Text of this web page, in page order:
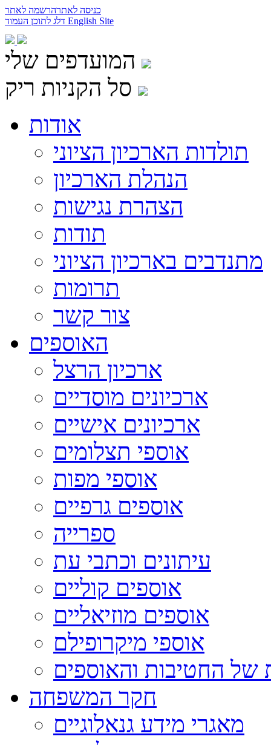
כניסה לאתרהרשמה לאתר
English Site
המועדפים שלי
סל הקניות ריק
אודות
תולדות הארכיון הציוני
הנהלת הארכיון
הצהרת נגישות
תודות
מתנדבים בארכיון הציוני
תרומות
צור קשר
האוספים
ארכיון הרצל
ארכיונים מוסדיים
ארכיונים אישיים
אוספי תצלומים
אוספי מפות
אוספים גרפיים
ספרייה
עיתונים וכתבי עת
אוספים קוליים
אוספים מוזיאליים
אוספי מיקרופילם
של החטיבות והאוספים
חקר המשפחה
מאגרי מידע גנאלוגיים